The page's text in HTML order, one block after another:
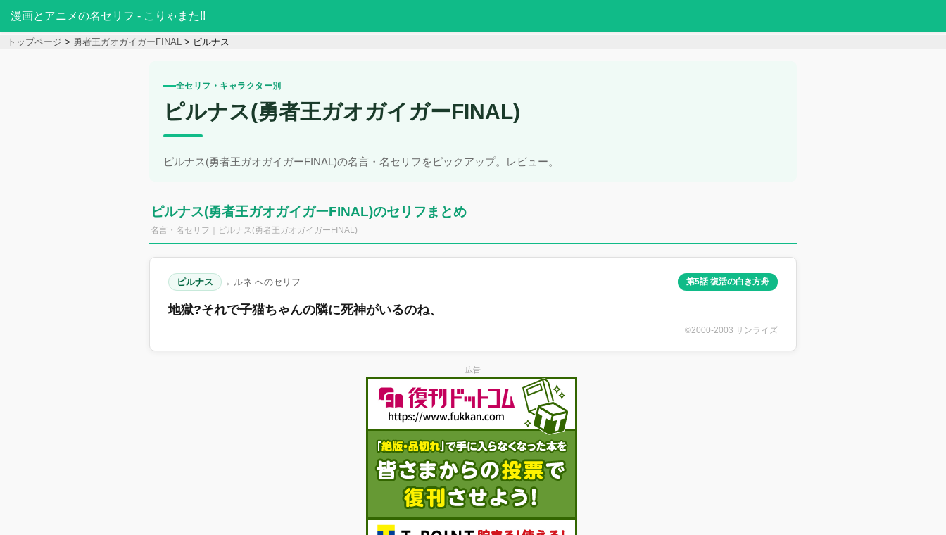
漫画とアニメの名セリフ - こりゃまた!!
トップページ 勇者王ガオガイガーFINAL ピルナス
全セリフ・キャラクター別
ピルナス(勇者王ガオガイガーFINAL)
ピルナス(勇者王ガオガイガーFINAL)の名言・名セリフをピックアップ。レビュー。
ピルナス(勇者王ガオガイガーFINAL)のセリフまとめ
名言・名セリフ｜ピルナス(勇者王ガオガイガーFINAL)
ピルナス → ルネ へのセリフ 第5話 復活の白き方舟
地獄?それで子猫ちゃんの隣に死神がいるのね、
©2000-2003 サンライズ
広告